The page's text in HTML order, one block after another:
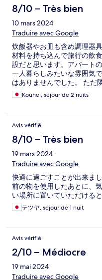
8/10 – Très bien
10 mars 2024
Traduire avec Google
炊飯器やお皿も含め調理器
材料を持ち込んで旅行の飲
設だと思います。アパート
一人暮らしみたいな雰囲気
はありませんでした。 ただ
のチンの音や咳の音が聞こ
立たない方がいいかもしれま
Kouhei, séjour de 2 nuits
Avis vérifié
8/10 – Très bien
19 mars 2024
Traduire avec Google
快適に過ごすことが出来ま
前の物を使用したあとに、
い場所に置いていただけると
テツヤ, séjour de 1 nuit
Avis vérifié
2/10 – Médiocre
19 mai 2024
Traduire avec Google